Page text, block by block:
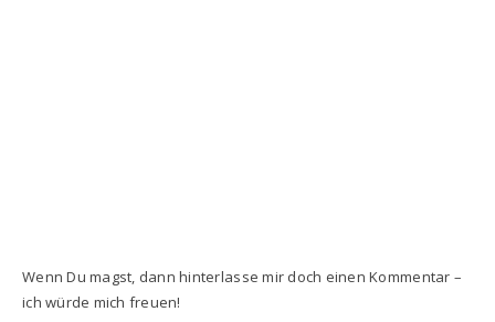
Wenn Du magst, dann hinterlasse mir doch einen Kommentar –
ich würde mich freuen!